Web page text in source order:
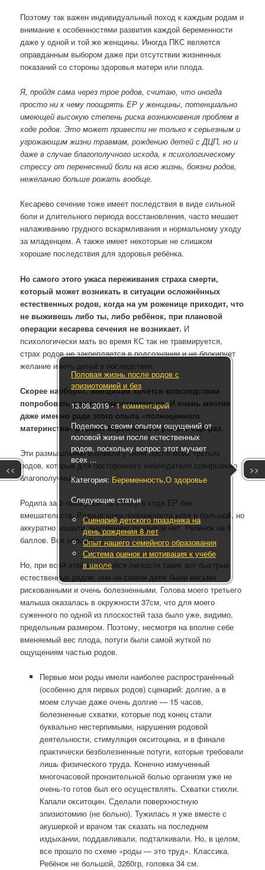
Поэтому так важен индивидуальный поход к каждым родам и
внимание к особенностями развития каждой беременности
даже у одной и той же женщины. Иногда ПКС является
оправданным выбором даже при отсутствии жизненных
показаний со стороны здоровья матери или плода.
Я, пройдя сама через трое родов, считаю, что иногда
просто ни к чему поощрять ЕР у женщины, потенциально
имеющей высокую степень риска возникновения проблем в
ходе родов. Это может привести не только к серьезным и
угрожающим жизни травмам, рождению детей с ДЦП, но и
даже в случае благополучного исхода, к психологическому
стрессу от перенесений боли на всю жизнь, боязни родов,
нежеланию больше рожать вообще.
Кесарево сечение тоже имеет последствия в виде сильной
боли и длительного периода восстановления, часто мешает
налаживанию грудного вскармливания и нормальному уходу
за младенцем. А также имеет некоторые не слишком
хорошие последствия для здоровья ребёнка.
Но самого этого ужаса переживания страха смерти,
который может возникать в ситуации осложнённых
естественных родов, когда на ум роженице приходит, что
не выживешь либо ты, либо ребёнок, при плановой
операции кесарева сечения не возникает. И
психологически мать во время КС так не травмируется,
страх родов не закрепляется в подсознании и не блокирует
желание иметь детей в последствии.
Скорее наоборот, женщинам хочется впоследствии
попробовать родить самостоятельно. И очень многие
даже именно ради этого опыта «полноценного
материнства» решают беременеть и рожать ещё раз.
Эти размышления возникли у меня после моих третьих
родов, которые для постороннего наблюдателя совершенно
благополучные.
Родила за 3 часа ребёнка 3750гр в ходе ЕР без
вмешательств. Разрыв кожи промежности хотя и большой, но
аккуратно зашили, внутренних разрывов нет. Ребёнок на 8
баллов. Все хорошо.
Но, при всей этой кажущейся легкости таких вот быстрых
естественных родов, они на самом деле были весьма
рискованными и очень болезненными. Голова моего третьего
малыша оказалась в окружности 37см, что для моего
суженного по одной из плоскостей таза было уже, видимо,
предельным размером. Поэтому, несмотря на вполне себе
вменяемый вес плода, потуги были самой жуткой по
ощущениям частью родов.
Первые мои роды имели наиболее распространённый
(особенно для первых родов) сценарий: долгие, а в
моем случае даже очень долгие — 15 часов,
болезненные схватки, которые под конец стали
буквально нестерпимыми, нарушения родовой
деятельности, стимуляция окситоцина, и в финале
практически безболезненные потуги, которые требовали
лишь физического труда. Конечно измученный
многочасовой пронзительной болью организм уже не
очень-то готов был его осуществлять. Схватки стихли.
Капали окситоцин. Сделали поверхностную
эпизиотомию (не больно). Тужилась я уже вместе с
акушеркой и врачом так сказать на последнем
издыхании, поддавливали, подталкивали. Но, в целом,
все прошло по схеме «роды — это труд». Классика.
Ребёнок не большой, 3260гр, головка 34 см.
<< >>
Половая жизнь после родов с
эпизиотомией и без
13.08.2019-1 комментарий
Поделюсь своим опытом ощущений от
половой жизни после естественных
родов, поскольку вопрос этот мучает
всех ...
Категория: Беременность,О здоровье
Следующие статьи
Сценарий детского праздника на
день рождения 8 лет
Опыт нашего семейного образования
Система оценок и мотивация к учебе
в школе